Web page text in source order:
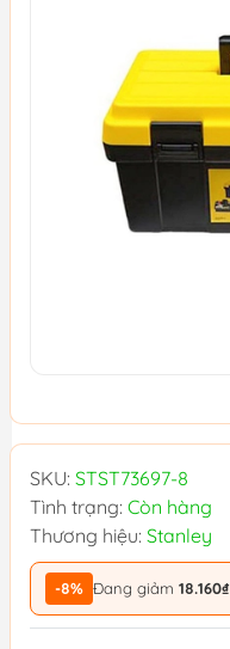
SKU: STST73697-8
Tình trạng: Còn hàng
Thương hiệu: Stanley
-8% Đang giảm 18.160₫